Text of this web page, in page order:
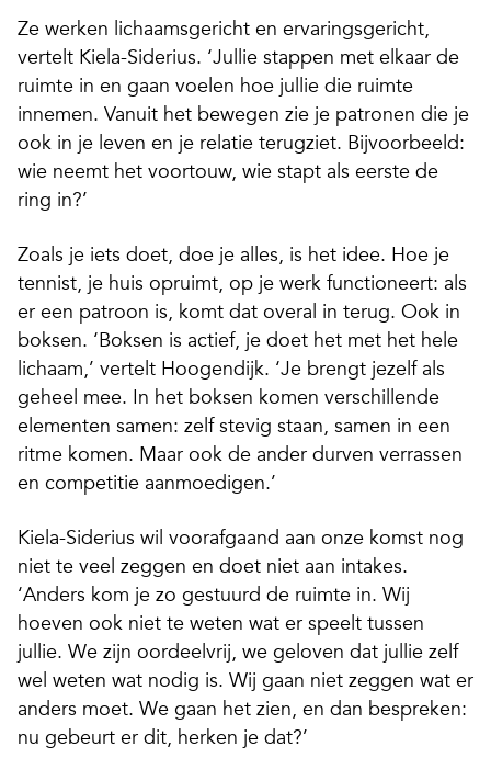
Ze werken lichaamsgericht en erva­ringsgericht,
vertelt Kiela-Siderius. ‘Jullie stappen met elkaar de
ruimte in en gaan voelen hoe jullie die ruimte
innemen. Vanuit het bewegen zie je patronen die je
ook in je leven en je relatie terugziet. Bijvoorbeeld:
wie neemt het voortouw, wie stapt als eerste de
ring in?’
Zoals je iets doet, doe je alles, is het idee. Hoe je
tennist, je huis opruimt, op je werk functioneert: als
er een patroon is, komt dat overal in terug. Ook in
boksen. ‘Boksen is actief, je doet het met het hele
lichaam,’ vertelt Hoogendijk. ‘Je brengt jezelf als
geheel mee. In het boksen komen verschillende
elementen samen: zelf stevig staan, samen in een
ritme komen. Maar ook de ander durven verrassen
en competitie aanmoedigen.’
Kiela-Siderius wil voorafgaand aan onze komst nog
niet te veel zeggen en doet niet aan intakes.
‘Anders kom je zo gestuurd de ruimte in. Wij
hoeven ook niet te weten wat er speelt tussen
jullie. We zijn oordeelvrij, we geloven dat jullie zelf
wel weten wat nodig is. Wij gaan niet zeggen wat er
anders moet. We gaan het zien, en dan bespreken:
nu gebeurt er dit, herken je dat?’